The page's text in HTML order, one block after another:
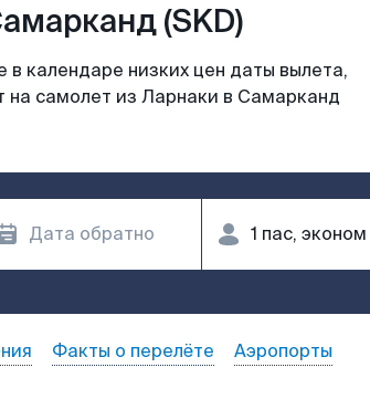
(SKD)
календаре низких цен даты вылета,
на самолет из Ларнаки в Самарканд
Факты о перелёте Аэропорты